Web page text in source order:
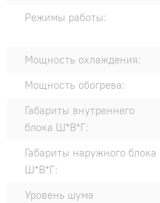
Режимы работы:
Мощность охлаждения:
Мощность обогрева:
Габариты внутреннего
блока Ш*В*Г:
Габариты наружного блока
Ш*В*Г:
Уровень шума